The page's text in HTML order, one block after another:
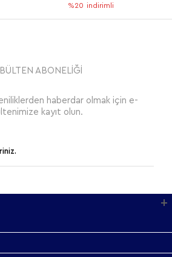
indirimli
ABONELİĞİ
haberdar olmak için e-
kayıt olun.